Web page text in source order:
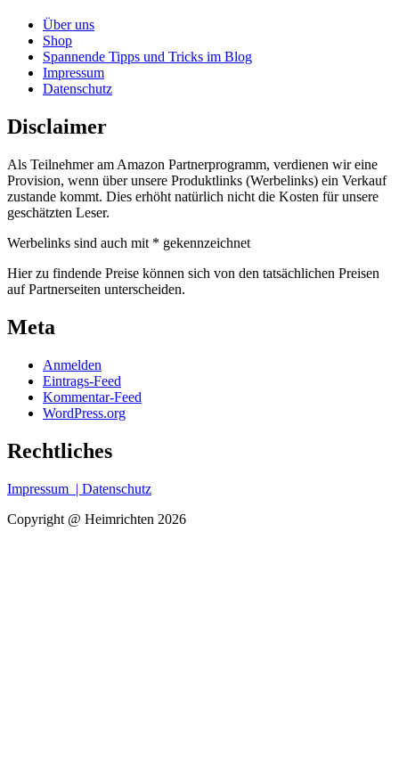
Über uns
Shop
Spannende Tipps und Tricks im Blog
Impressum
Datenschutz
Disclaimer
Als Teilnehmer am Amazon Partnerprogramm, verdienen wir eine
Provision, wenn über unsere Produktlinks (Werbelinks) ein Verkauf
zustande kommt. Dies erhöht natürlich nicht die Kosten für unsere
geschätzten Leser.
Werbelinks sind auch mit * gekennzeichnet
Hier zu findende Preise können sich von den tatsächlichen Preisen
auf Partnerseiten unterscheiden.
Meta
Anmelden
Eintrags-Feed
Kommentar-Feed
WordPress.org
Rechtliches
Impressum | Datenschutz
Copyright @ Heimrichten 2026